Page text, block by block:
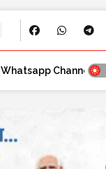
Whatsapp Channel